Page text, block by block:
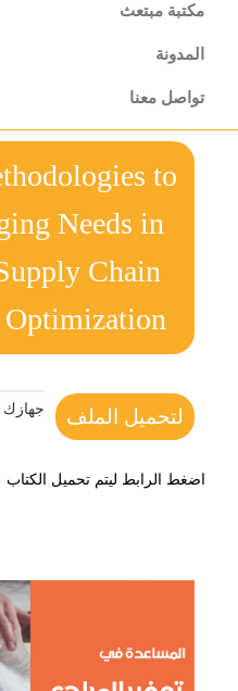
مكتبة مبتعث
المدونة
تواصل معنا
to
Needs in
Chain
Optimization رسالة دكتوراه
لتحميل الملف جهازك
اضغط الرابط ليتم تحميل الكتاب